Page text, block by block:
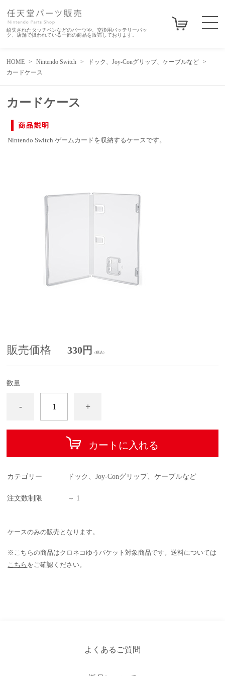
紛失されたタッチペンなどのパーツや、交換用バッテリーパッ
ク、店舗で扱われている一部の商品を販売しております。
HOME Nintendo Switch
ドック、Joy-Conグリップ、ケーブルなど
カードケース
カードケース
Nintendo Switch ゲームカードを収納するケースです。
販売価格 330円 （税込）
数量
- +
カートに入れる
カテゴリー ドック、Joy-Conグリップ、ケーブルなど
注文数制限 ～ 1
ケースのみの販売となります。
※こちらの商品はクロネコゆうパケット対象商品です。送料については
こちら をご確認ください。
よくあるご質問